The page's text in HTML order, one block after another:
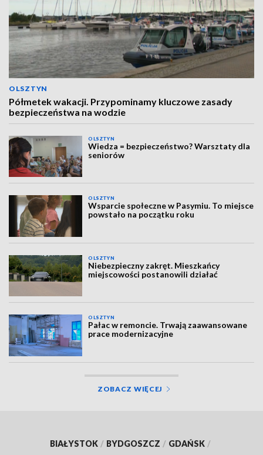
OLSZTYN
Półmetek wakacji. Przypominamy kluczowe zasady
bezpieczeństwa na wodzie
OLSZTYN
Wiedza = bezpieczeństwo? Warsztaty dla
seniorów
OLSZTYN
Wsparcie społeczne w Pasymiu. To miejsce
powstało na początku roku
OLSZTYN
Niebezpieczny zakręt. Mieszkańcy
miejscowości postanowili działać
OLSZTYN
Pałac w remoncie. Trwają zaawansowane
prace modernizacyjne
ZOBACZ WIĘCEJ
BIAŁYSTOK / BYDGOSZCZ / GDAŃSK /